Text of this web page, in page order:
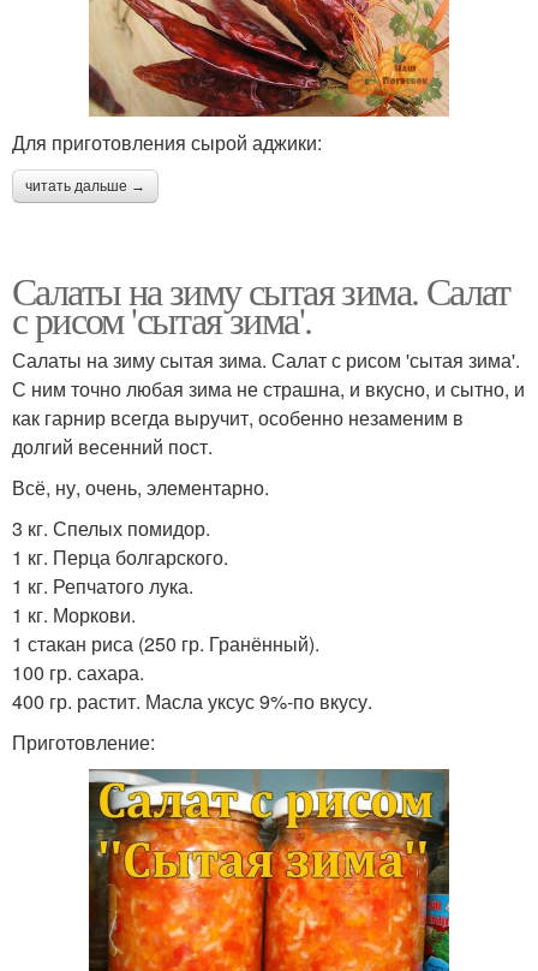
Для приготовления сырой аджики:
читать дальше →
Салаты на зиму сытая зима. Салат
с рисом 'сытая зима'.
Салаты на зиму сытая зима. Салат с рисом 'сытая зима'.
С ним точно любая зима не страшна, и вкусно, и сытно, и
как гарнир всегда выручит, особенно незаменим в
долгий весенний пост.
Всё, ну, очень, элементарно.
3 кг. Спелых помидор.
1 кг. Перца болгарского.
1 кг. Репчатого лука.
1 кг. Моркови.
1 стакан риса (250 гр. Гранённый).
100 гр. сахара.
400 гр. растит. Масла уксус 9%-по вкусу.
Приготовление: